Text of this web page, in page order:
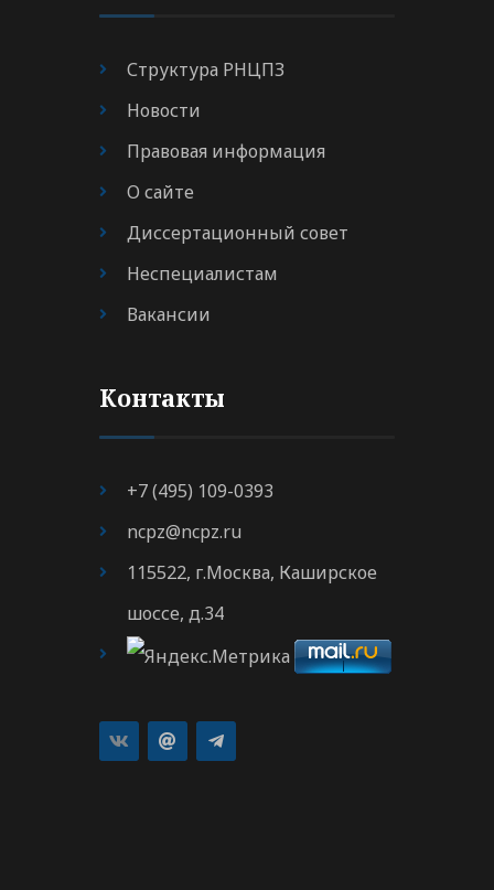
Структура РНЦПЗ
Новости
Правовая информация
О сайте
Диссертационный совет
Неспециалистам
Вакансии
Контакты
+7 (495) 109-0393
ncpz@ncpz.ru
115522, г.Москва, Каширское
шоссе, д.34